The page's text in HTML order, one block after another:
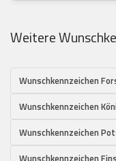
Weitere
Wunschkennzeichen
Wunschkennzeichen
Wunschkennzeichen
Wunschkennzeichen